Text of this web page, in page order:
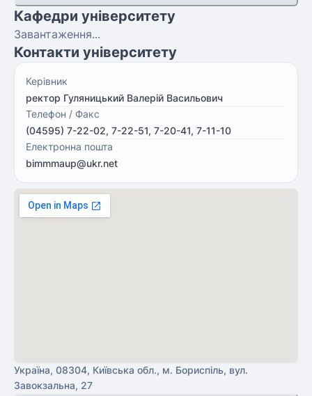
Кафедри університету
Завантаження...
Контакти університету
Керівник
ректор Гуляницький Валерій Васильович
Телефон / Факс
(04595) 7-22-02, 7-22-51, 7-20-41, 7-11-10
Електронна пошта
bimmmaup@ukr.net
Україна, 08304, Київська обл., м. Бориспіль, вул.
Завокзальна, 27